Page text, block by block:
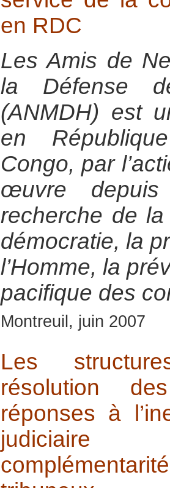
en RDC
Les Amis de
la Défense
(ANMDH) est
en
Congo, par
œuvre
recherche de
démocratie, la
l’Homme, la
pacifique des
Montreuil, juin 2007
Les
résolution
réponses à
judiciaire